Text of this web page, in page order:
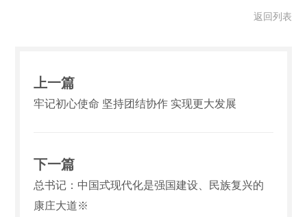
返回列表
上一篇
牢记初心使命 坚持团结协作 实现更大发展
下一篇
总书记：中国式现代化是强国建设、民族复兴的
康庄大道※